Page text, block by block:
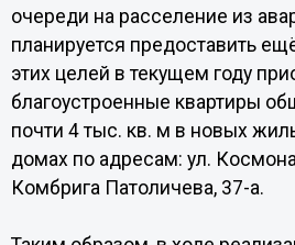
очереди на расселение из
планируется предоставить
этих целей в текущем году
благоустроенные квартиры
почти 4 тыс. кв. м в новых
домах по адресам: ул.
Комбрига Патоличева, 37-а.